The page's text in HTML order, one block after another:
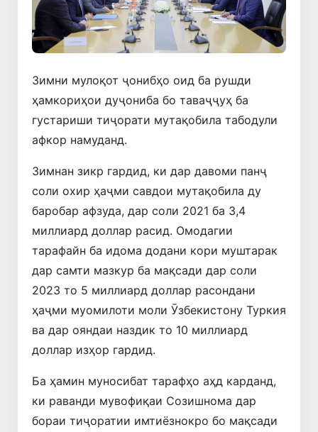
Зимни мулоқот ҷонибҳо оид ба рушди
ҳамкориҳои дуҷониба бо таваҷҷуҳ ба
густариши тиҷорати мутақобила табодули
афкор намуданд.
Зимнан зикр гардид, ки дар давоми панҷ
соли охир ҳаҷми савдои мутақобила ду
баробар афзуда, дар соли 2021 ба 3,4
миллиард доллар расид. Омодагии
тарафайн ба идома додани кори муштарак
дар самти мазкур ба мақсади дар соли
2023 то 5 миллиард доллар расондани
ҳаҷми муомилоти моли Ӯзбекистону Туркия
ва дар ояндаи наздик то 10 миллиард
доллар изҳор гардид.
Ба ҳамин муносибат тарафҳо аҳд карданд,
ки раванди мувофиқаи Созишнома дар
бораи тиҷоратии имтиёзнокро бо мақсади